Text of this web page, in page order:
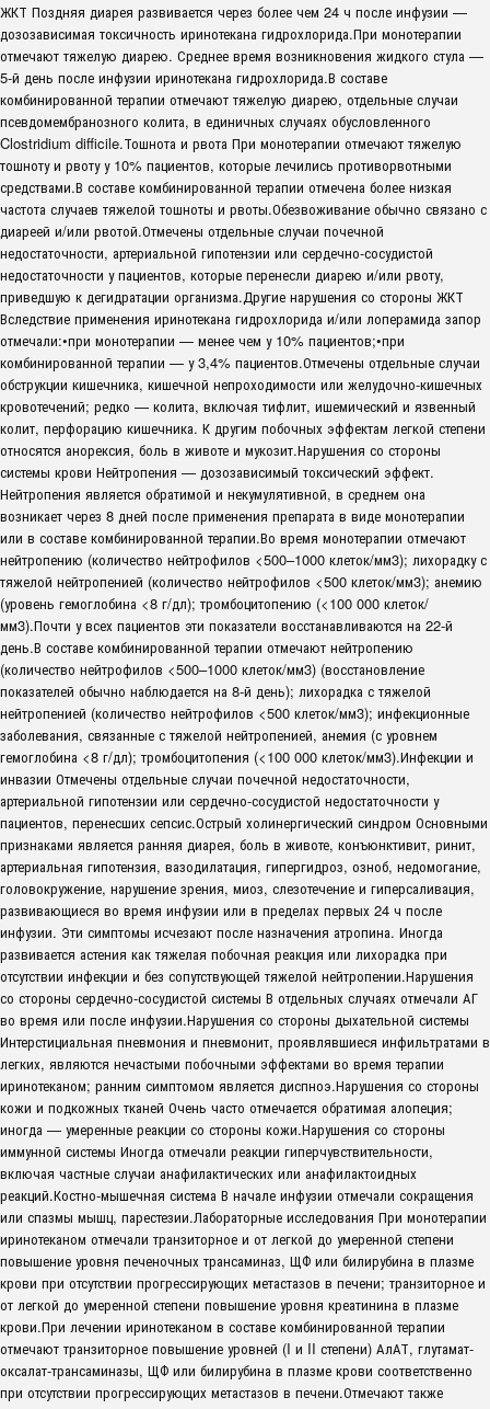
ЖКТ Поздняя диарея развивается через более чем 24 ч после инфузии —
дозозависимая токсичность иринотекана гидрохлорида.При монотерапии
отмечают тяжелую диарею. Среднее время возникновения жидкого стула —
5-й день после инфузии иринотекана гидрохлорида.В составе
комбинированной терапии отмечают тяжелую диарею, отдельные случаи
псевдомембранозного колита, в единичных случаях обусловленного
Clostridium difficile.Тошнота и рвота При монотерапии отмечают тяжелую
тошноту и рвоту у 10% пациентов, которые лечились противорвотными
средствами.В составе комбинированной терапии отмечена более низкая
частота случаев тяжелой тошноты и рвоты.Обезвоживание обычно связано с
диареей и/или рвотой.Отмечены отдельные случаи почечной
недостаточности, артериальной гипотензии или сердечно-сосудистой
недостаточности у пациентов, которые перенесли диарею и/или рвоту,
приведшую к дегидратации организма.Другие нарушения со стороны ЖКТ
Вследствие применения иринотекана гидрохлорида и/или лоперамида запор
отмечали:•при монотерапии — менее чем у 10% пациентов;•при
комбинированной терапии — у 3,4% пациентов.Отмечены отдельные случаи
обструкции кишечника, кишечной непроходимости или желудочно-кишечных
кровотечений; редко — колита, включая тифлит, ишемический и язвенный
колит, перфорацию кишечника. К другим побочных эффектам легкой степени
относятся анорексия, боль в животе и мукозит.Нарушения со стороны
системы крови Нейтропения — дозозависимый токсический эффект.
Нейтропения является обратимой и некумулятивной, в среднем она
возникает через 8 дней после применения препарата в виде монотерапии
или в составе комбинированной терапии.Во время монотерапии отмечают
нейтропению (количество нейтрофилов <500–1000 клеток/мм3); лихорадку с
тяжелой нейтропенией (количество нейтрофилов <500 клеток/мм3); анемию
(уровень гемоглобина <8 г/дл); тромбоцитопению (<100 000 клеток/
мм3).Почти у всех пациентов эти показатели восстанавливаются на 22-й
день.В составе комбинированной терапии отмечают нейтропению
(количество нейтрофилов <500–1000 клеток/мм3) (восстановление
показателей обычно наблюдается на 8-й день); лихорадка с тяжелой
нейтропенией (количество нейтрофилов <500 клеток/мм3); инфекционные
заболевания, связанные с тяжелой нейтропенией, анемия (с уровнем
гемоглобина <8 г/дл); тромбоцитопения (<100 000 клеток/мм3).Инфекции и
инвазии Отмечены отдельные случаи почечной недостаточности,
артериальной гипотензии или сердечно-сосудистой недостаточности у
пациентов, перенесших сепсис.Острый холинергический синдром Основными
признаками является ранняя диарея, боль в животе, конъюнктивит, ринит,
артериальная гипотензия, вазодилатация, гипергидроз, озноб, недомогание,
головокружение, нарушение зрения, миоз, слезотечение и гиперсаливация,
развивающиеся во время инфузии или в пределах первых 24 ч после
инфузии. Эти симптомы исчезают после назначения атропина. Иногда
развивается астения как тяжелая побочная реакция или лихорадка при
отсутствии инфекции и без сопутствующей тяжелой нейтропении.Нарушения
со стороны сердечно-сосудистой системы В отдельных случаях отмечали АГ
во время или после инфузии.Нарушения со стороны дыхательной системы
Интерстициальная пневмония и пневмонит, проявлявшиеся инфильтратами в
легких, являются нечастыми побочными эффектами во время терапии
иринотеканом; ранним симптомом является диспноэ.Нарушения со стороны
кожи и подкожных тканей Очень часто отмечается обратимая алопеция;
иногда — умеренные реакции со стороны кожи.Нарушения со стороны
иммунной системы Иногда отмечали реакции гиперчувствительности,
включая частные случаи анафилактических или анафилактоидных
реакций.Костно-мышечная система В начале инфузии отмечали сокращения
или спазмы мышц, парестезии.Лабораторные исследования При монотерапии
иринотеканом отмечали транзиторное и от легкой до умеренной степени
повышение уровня печеночных трансаминаз, ЩФ или билирубина в плазме
крови при отсутствии прогрессирующих метастазов в печени; транзиторное и
от легкой до умеренной степени повышение уровня креатинина в плазме
крови.При лечении иринотеканом в составе комбинированной терапии
отмечают транзиторное повышение уровней (I и II степени) АлАТ, глутамат-
оксалат-трансаминазы, ЩФ или билирубина в плазме крови соответственно
при отсутствии прогрессирующих метастазов в печени.Отмечают также